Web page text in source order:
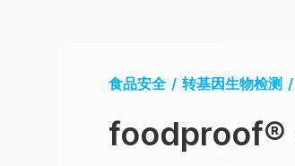
食品安全 / 转基因生物检测 /
foodproof®